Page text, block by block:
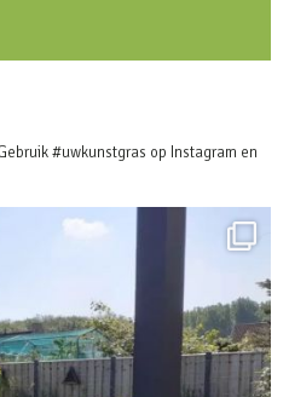
#uwkunstgras op Instagram en